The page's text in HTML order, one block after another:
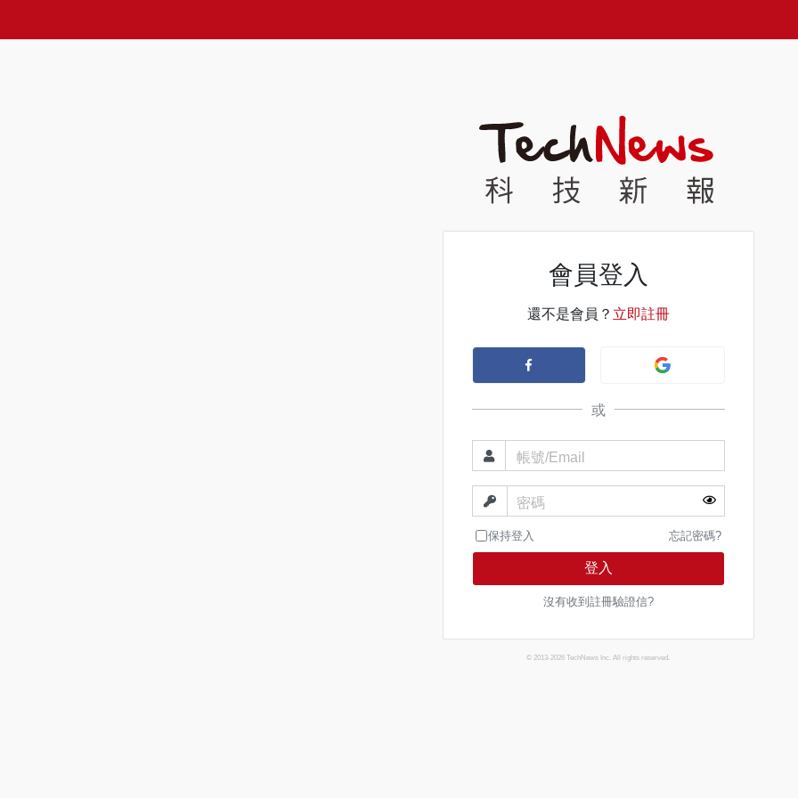
會員登入
還不是會員？ 立即註冊
或
帳號/Email
密碼
保持登入 忘記密碼?
登入
沒有收到註冊驗證信?
© 2013-2026 TechNews Inc. All rights reserved.